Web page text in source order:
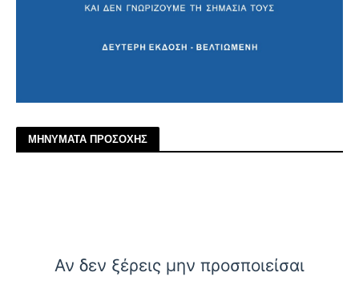
ΜΗΝΥΜΑΤΑ ΠΡΟΣΟΧΗΣ
Αν δεν ξέρεις μην προσποιείσαι